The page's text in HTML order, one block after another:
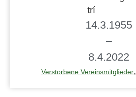
14.3.1955
–
8.4.2022
Verstorbene Vereinsmitglieder,